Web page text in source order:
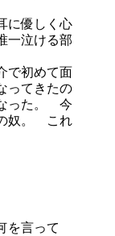
に優しく心
一泣ける部
で初めて面
ってきたの
った。 今
奴。 これ
を言って